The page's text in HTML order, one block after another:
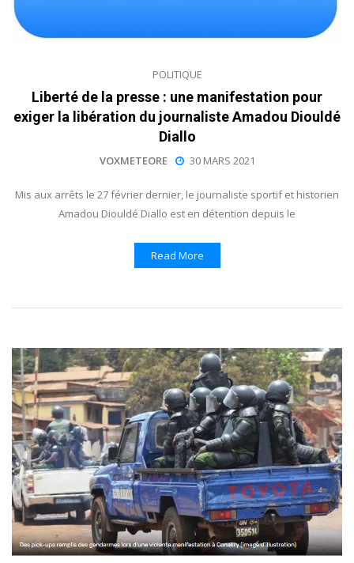
POLITIQUE
Liberté de la presse : une manifestation pour
exiger la libération du journaliste Amadou Diouldé
Diallo
VOXMETEORE 30 MARS 2021
Mis aux arrêts le 27 février dernier, le journaliste sportif et historien
Amadou Diouldé Diallo est en détention depuis le
Read More